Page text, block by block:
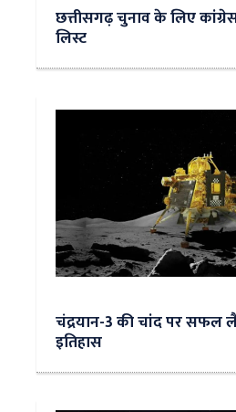
छत्तीसगढ़ चुनाव के लिए
लिस्ट
चंद्रयान-3 की चांद पर सफल
इतिहास